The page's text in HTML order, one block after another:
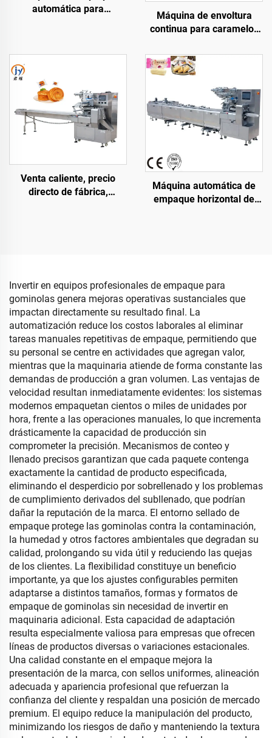
automática para
Máquina de envoltura
continua para caramelos
empaque tipo almohada
para dulces, toffees y
Venta caliente, precio
directo de fábrica,
Máquina automática de
empaque horizontal de
Invertir en equipos profesionales de empaque para
gominolas genera mejoras operativas sustanciales que
impactan directamente su resultado final. La
automatización reduce los costos laborales al eliminar
tareas manuales repetitivas de empaque, permitiendo que
su personal se centre en actividades que agregan valor,
mientras que la maquinaria atiende de forma constante las
demandas de producción a gran volumen. Las ventajas de
velocidad resultan inmediatamente evidentes: los sistemas
modernos empaquetan cientos o miles de unidades por
hora, frente a las operaciones manuales, lo que incrementa
drásticamente la capacidad de producción sin
comprometer la precisión. Mecanismos de conteo y
llenado precisos garantizan que cada paquete contenga
exactamente la cantidad de producto especificada,
eliminando el desperdicio por sobrellenado y los problemas
de cumplimiento derivados del subllenado, que podrían
dañar la reputación de la marca. El entorno sellado de
empaque protege las gominolas contra la contaminación,
la humedad y otros factores ambientales que degradan su
calidad, prolongando su vida útil y reduciendo las quejas
de los clientes. La flexibilidad constituye un beneficio
importante, ya que los ajustes configurables permiten
adaptarse a distintos tamaños, formas y formatos de
empaque de gominolas sin necesidad de invertir en
maquinaria adicional. Esta capacidad de adaptación
resulta especialmente valiosa para empresas que ofrecen
líneas de productos diversas o variaciones estacionales.
Una calidad constante en el empaque mejora la
presentación de la marca, con sellos uniformes, alineación
adecuada y apariencia profesional que refuerzan la
confianza del cliente y respaldan una posición de mercado
premium. El equipo reduce la manipulación del producto,
minimizando los riesgos de daño y manteniendo la textura